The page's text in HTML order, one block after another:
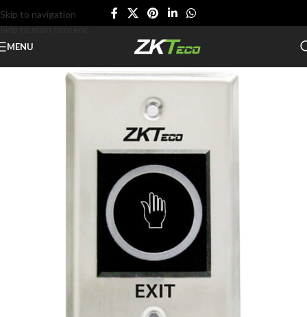
Skip to navigation
Skip to main content
MENU